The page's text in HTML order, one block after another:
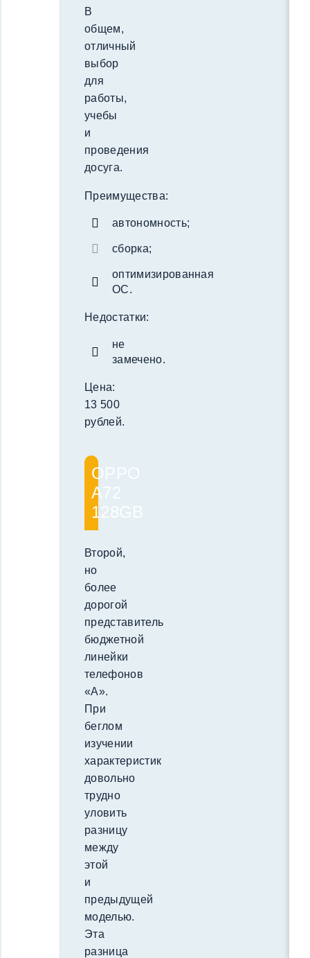
В
общем,
отличный
выбор
для
работы,
учебы
и
проведения
досуга.
Преимущества:
автономность;
сборка;
оптимизированная
ОС.
Недостатки:
не
замечено.
Цена:
13 500
рублей.
OPPO
A72
128GB
Второй,
но
более
дорогой
представитель
бюджетной
линейки
телефонов
«A».
При
беглом
изучении
характеристик
довольно
трудно
уловить
разницу
между
этой
и
предыдущей
моделью.
Эта
разница